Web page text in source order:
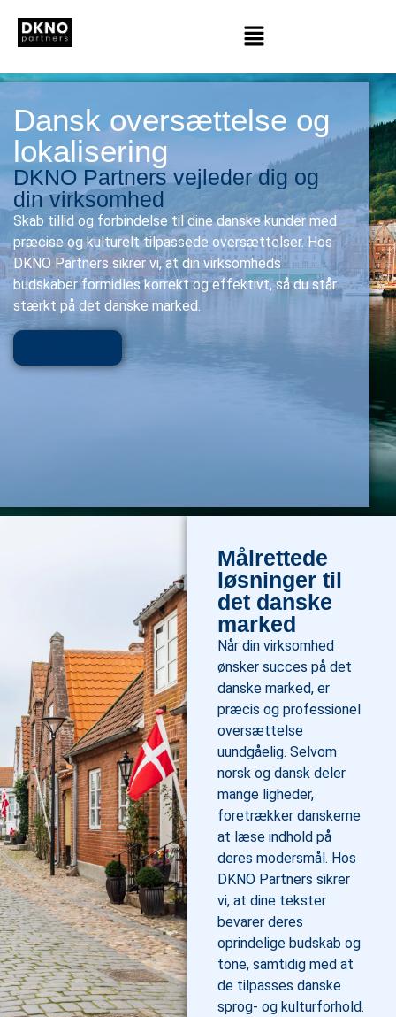
Dansk oversættelse og
lokalisering
DKNO Partners vejleder dig og
din virksomhed
Skab tillid og forbindelse til dine danske kunder med
præcise og kulturelt tilpassede oversættelser. Hos
DKNO Partners sikrer vi, at din virksomheds
budskaber formidles korrekt og effektivt, så du står
stærkt på det danske marked.
Målrettede
løsninger til
det danske
marked
Når din virksomhed
ønsker succes på det
danske marked, er
præcis og professionel
oversættelse
uundgåelig. Selvom
norsk og dansk deler
mange ligheder,
foretrækker danskerne
at læse indhold på
deres modersmål. Hos
DKNO Partners sikrer
vi, at dine tekster
bevarer deres
oprindelige budskab og
tone, samtidig med at
de tilpasses danske
sprog- og kulturforhold.